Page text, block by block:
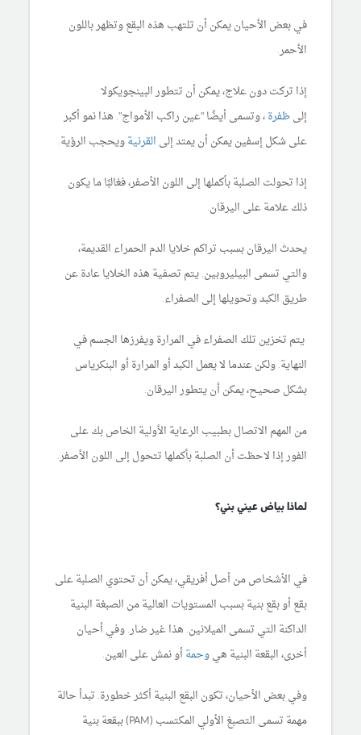
في بعض الأحيان يمكن أن تلتهب هذه البقع وتظهر باللون
الأحمر.
إذا تركت دون علاج، يمكن أن تتطور البينجويكولا
إلىظفرة، وتسمى أيضًا "عين راكب الأمواج". هذا نمو أكبر
على شكل إسفين يمكن أن يمتد إلى القرنيةويحجب الرؤية.
إذا تحولت الصلبة بأكملها إلى اللون الأصفر، فغالبًا ما يكون
ذلك علامة على اليرقان.
يحدث اليرقان بسبب تراكم خلايا الدم الحمراء القديمة،
والتي تسمى البيليروبين. يتم تصفية هذه الخلايا عادة عن
طريق الكبد وتحويلها إلى الصفراء.
يتم تخزين تلك الصفراء في المرارة ويفرزها الجسم في
النهاية. ولكن عندما لا يعمل الكبد أو المرارة أو البنكرياس
بشكل صحيح، يمكن أن يتطور اليرقان.
من المهم الاتصال بطبيب الرعاية الأولية الخاص بك على
الفور إذا لاحظت أن الصلبة بأكملها تتحول إلى اللون الأصفر.
لماذا بياض عيني بني؟
في الأشخاص من أصل أفريقي، يمكن أن تحتوي الصلبة على
بقع أو بقع بنية بسبب المستويات العالية من الصبغة البنية
الداكنة التي تسمى الميلانين. هذا غير ضار. وفي أحيان
أخرى، البقعة البنية هيوحمة أو نمش على العين.
وفي بعض الأحيان، تكون البقع البنية أكثر خطورة. تبدأ حالة
مهمة تسمى التصبغ الأولي المكتسب (PAM) ببقعة بنية